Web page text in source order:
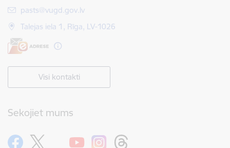
E-pasts:
pasts@vugd.gov.lv
Talejas iela 1, Rīga, LV-1026
Visi kontakti
Sekojiet mums